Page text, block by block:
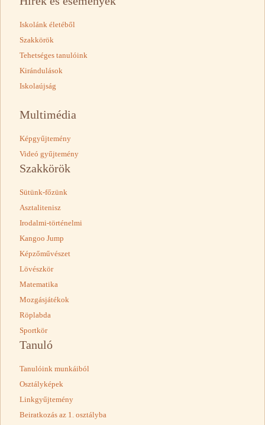
Iskolánk életéből
Szakkörök
Tehetséges tanulóink
Kirándulások
Iskolaújság
Multimédia
Képgyűjtemény
Videó gyűjtemény
Szakkörök
Sütünk-főzünk
Asztalitenisz
Irodalmi-történelmi
Kangoo Jump
Képzőművészet
Lövészkör
Matematika
Mozgásjátékok
Röplabda
Sportkör
Tanuló
Tanulóink munkáiból
Osztályképek
Linkgyűjtemény
Beiratkozás az 1. osztályba